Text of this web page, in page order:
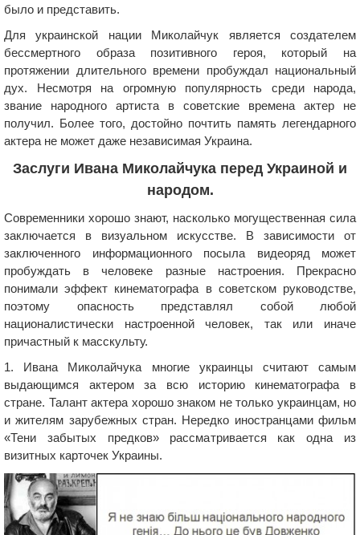
было и представить.
Для украинской нации Миколайчук является создателем
бессмертного образа позитивного героя, который на
протяжении длительного времени пробуждал национальный
дух. Несмотря на огромную популярность среди народа,
звание народного артиста в советские времена актер не
получил. Более того, достойно почтить память легендарного
актера не может даже независимая Украина.
Заслуги Ивана Миколайчука перед Украиной и
народом.
Современники хорошо знают, насколько могущественная сила
заключается в визуальном искусстве. В зависимости от
заключенного информационного посыла видеоряд может
пробуждать в человеке разные настроения. Прекрасно
понимали эффект кинематографа в советском руководстве,
поэтому опасность представлял собой любой
националистически настроенной человек, так или иначе
причастный к масскульту.
1. Ивана Миколайчука многие украинцы считают самым
выдающимся актером за всю историю кинематографа в
стране. Талант актера хорошо знаком не только украинцам, но
и жителям зарубежных стран. Нередко иностранцами фильм
«Тени забытых предков» рассматривается как одна из
визитных карточек Украины.